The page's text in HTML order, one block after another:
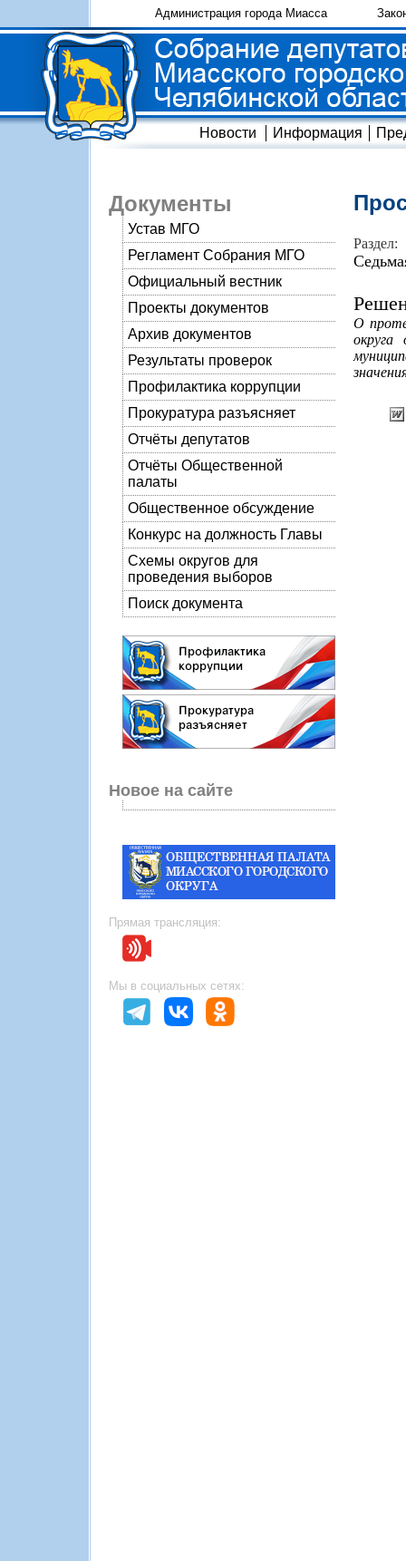
Администрация города Миасса
Новости Информация
Документы
Устав МГО
Регламент Собрания МГО
Официальный вестник
Проекты документов
Архив документов
Результаты проверок
Профилактика коррупции
Прокуратура разъясняет
Отчёты депутатов
Отчёты Общественной
палаты
Общественное обсуждение
Конкурс на должность Главы
Схемы округов для
проведения выборов
Поиск документа
Новое на сайте
Прямая трансляция:
Мы в социальных сетях:
Раздел:
О